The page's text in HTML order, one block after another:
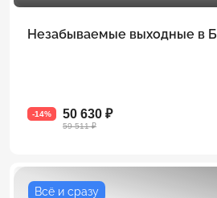
Незабываемые выходные в
-14% 50 630 ₽
59 511 ₽
Всё и сразу